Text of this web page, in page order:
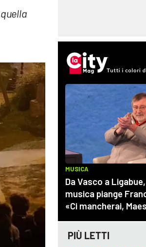
PIÙ LETTI